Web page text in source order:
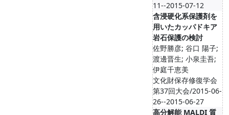
11--2015-07-12
含浸硬化系保護剤を
用いたカッパドキア
岩石保護の検討
佐野勝彦; 谷口 陽子;
渡邊晋生; 小泉圭吾;
伊庭千恵美
文化財保存修復学会
第37回大会/2015-06-
26--2015-06-27
高分解能 MALDI 質